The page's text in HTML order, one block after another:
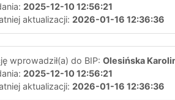
2025-12-10 12:56:21
aktualizacji: 2026-01-16 12:36:36
wprowadził(a) do BIP: Olesińska
2025-12-10 12:56:21
aktualizacji: 2026-01-16 12:36:36